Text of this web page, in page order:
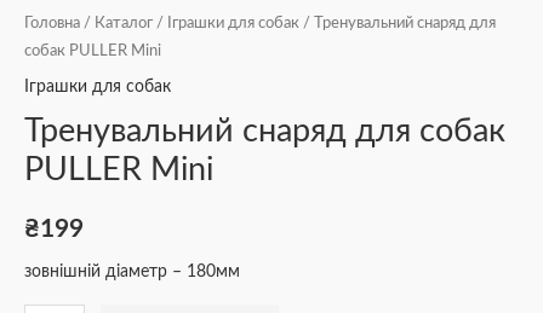
Головна / Каталог / Іграшки для собак / Тренувальний снаряд для
собак PULLER Мini
Іграшки для собак
Тренувальний снаряд для собак
PULLER Мini
₴199
зовнішній діаметр – 180мм